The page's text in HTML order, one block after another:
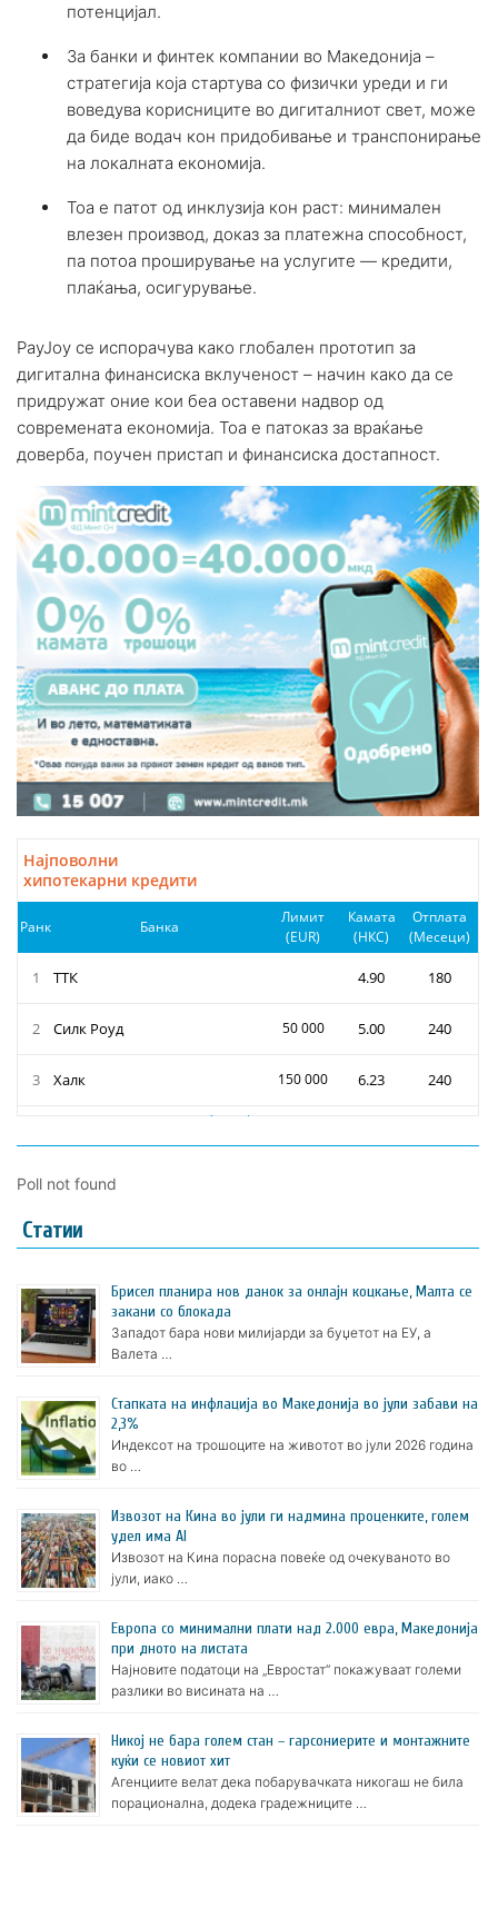
потенцијал.
За банки и финтек компании во Македонија –
стратегија која стартува со физички уреди и ги
воведува корисниците во дигиталниот свет, може
да биде водач кон придобивање и транспонирање
на локалната економија.
Тоа е патот од инклузија кон раст: минимален
влезен производ, доказ за платежна способност,
па потоа проширување на услугите — кредити,
плаќања, осигурување.
PayJoy се испорачува како глобален прототип за
дигитална финансиска вклученост – начин како да се
придружат оние кои беа оставени надвор од
современата економија. Тоа е патоказ за враќање
доверба, поучен пристап и финансиска достапност.
Poll not found
Статии
Брисел планира нов данок за онлајн коцкање, Малта се
закани со блокада
Западот бара нови милијарди за буџетот на ЕУ, а
Валета …
Стапката на инфлација во Македонија во јули забави на
2,3%
Индексот на трошоците на животот во јули 2026 година
во …
Извозот на Кина во јули ги надмина проценките, голем
удел има AI
Извозот на Кина порасна повеќе од очекуваното во
јули, иако …
Европа со минимални плати над 2.000 евра, Македонија
при дното на листата
Најновите податоци на „Евростат“ покажуваат големи
разлики во висината на …
Никој не бара голем стан – гарсониерите и монтажните
куќи се новиот хит
Агенциите велат дека побарувачката никогаш не била
порационална, додека градежниците …